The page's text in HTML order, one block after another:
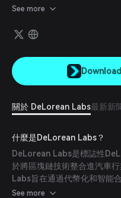
貨幣，開創 web3 創新與真正實
See more
關於 DeLorean Labs最新新
什麼是DeLorean Labs？
DeLorean Labs是標誌性
於將區塊鏈技術整合進汽車
Labs旨在通過代幣化和智能
戶參與。
See more